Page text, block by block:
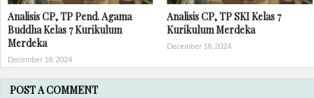
Analisis CP, TP Pend. Agama
Buddha Kelas 7 Kurikulum
Merdeka
December 18, 2024
Analisis CP, TP SKI Kelas 7
Kurikulum Merdeka
December 18, 2024
POST A COMMENT